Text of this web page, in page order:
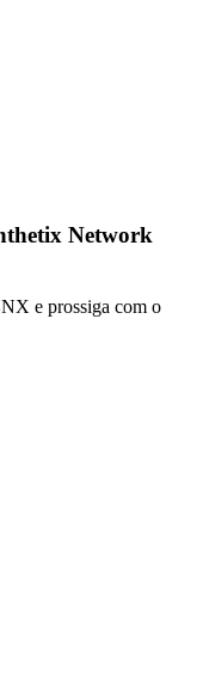
Network
e prossiga com o